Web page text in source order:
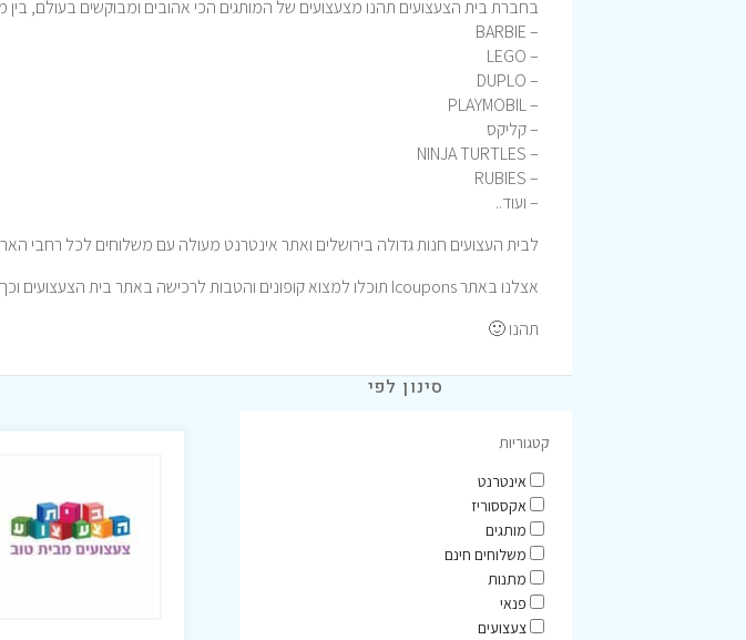
בחברת בית הצעצועים תהנו מצעצועים של המותגים הכי אהובים ומבוקשים בעולם, בין
– BARBIE
– LEGO
– DUPLO
– PLAYMOBIL
– קליקס
– NINJA TURTLES
– RUBIES
– ועוד..
לבית העצועים חנות גדולה בירושלים ואתר אינטרנט מעולה עם משלוחים לכל רחבי
אצלנו באתר Icoupons תוכלו למצוא קופונים והטבות לרכישה באתר בית הצעצועים וכך לחסוך כסף.
תהנו 🙂
סינון לפי
קטגוריות
אינטרנט
אקססוריז
מותגים
משלוחים חינם
מתנות
פנאי
צעצועים